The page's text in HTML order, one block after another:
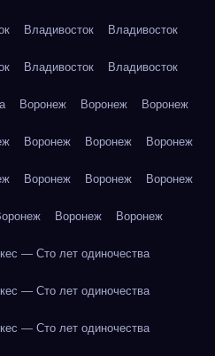
Владивосток Владивосток
Владивосток Владивосток
Воронеж Воронеж Воронеж
Воронеж Воронеж Воронеж
Воронеж Воронеж Воронеж
Воронеж Воронеж
— Сто лет одиночества
— Сто лет одиночества
— Сто лет одиночества